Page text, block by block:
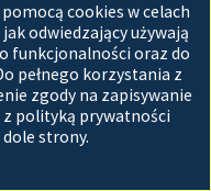
cookies w celach
odwiedzający używają
funkcjonalności oraz do
pełnego korzystania z
zgody na zapisywanie
z polityką prywatności
strony.